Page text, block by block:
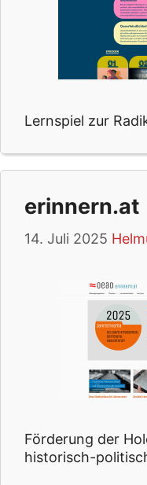
Lernspiel zur
erinnern.at
14. Juli 2025
Förderung der
historisch-